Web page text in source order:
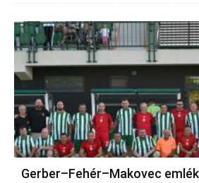
Gerber–Fehér–Makovec